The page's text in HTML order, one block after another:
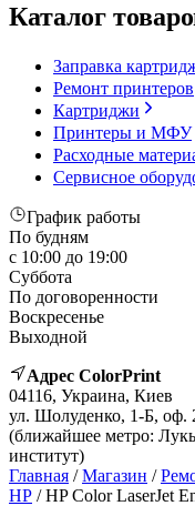
Каталог
Заправка
Ремонт принтеров
Картриджи
Принтеры и МФУ
Расходные
Сервисное
График работы
По будням
с 10:00 до 19:00
Суббота
По договоренности
Воскресенье
Выходной
Адрес ColorPrint
04116, Украина, Киев
ул. Шолуденко, 1-Б, оф.
(ближайшее метро:
институт)
Главная /Магазин /
HP / HP Color LaserJet